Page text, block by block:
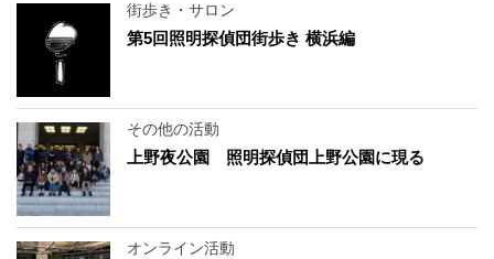
街歩き・サロン
第5回照明探偵団街歩き 横浜編
その他の活動
上野夜公園 照明探偵団上野公園に現る
オンライン活動